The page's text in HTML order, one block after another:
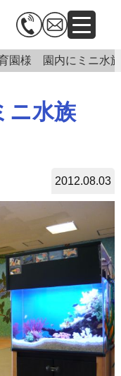
園様 園内にミニ水
水族
2012.08.03